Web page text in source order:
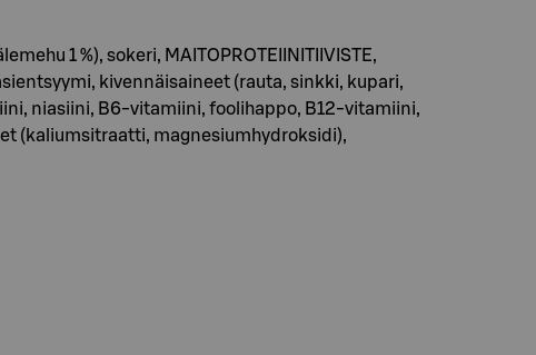
1 %), sokeri, MAITOPROTEIINITIIVISTE,
kivennäisaineet (rauta, sinkki, kupari,
niasiini, B6-vitamiini, foolihappo, B12-vitamiini,
(kaliumsitraatti, magnesiumhydroksidi),